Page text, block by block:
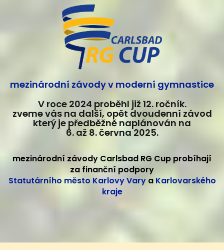
mezinárodní závody v moderní gymnastice
V roce 2024 proběhl již 12. ročník.
zveme vás na další, opět dvoudenní závod
který je předběžně naplánován na
6. až 8. června 2025.
mezinárodní závody Carlsbad RG Cup probíhají
za finanční podpory
Statutárního město Karlovy Varya Karlovarského
kraje